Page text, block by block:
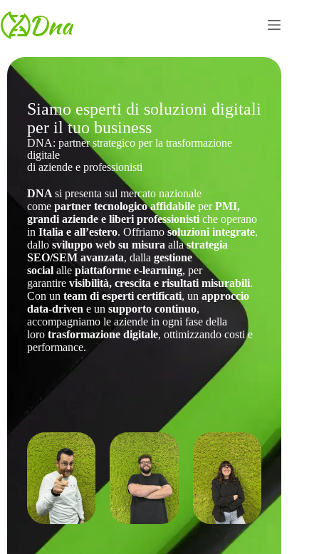
Siamo esperti di soluzioni digitali
per il tuo business
DNA: partner strategico per la trasformazione
digitale
di aziende e professionisti
DNA si presenta sul mercato nazionale
come partner tecnologico affidabile perPMI,
grandi aziende e liberi professionisti che operano
in Italia e all’estero. Offriamo soluzioni integrate,
dallo sviluppo web su misura allastrategia
SEO/SEM avanzata, dalla gestione
social alle piattaforme e-learning, per
garantire visibilità, crescita e risultati misurabili.
Con un team di esperti certificati, un approccio
data-driven e un supporto continuo,
accompagniamo le aziende in ogni fase della
loro trasformazione digitale, ottimizzando costi e
performance.